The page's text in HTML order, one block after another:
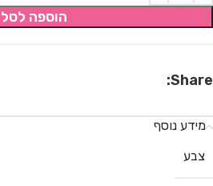
הוספה לסל
Share:
מידע נוסף
צבע